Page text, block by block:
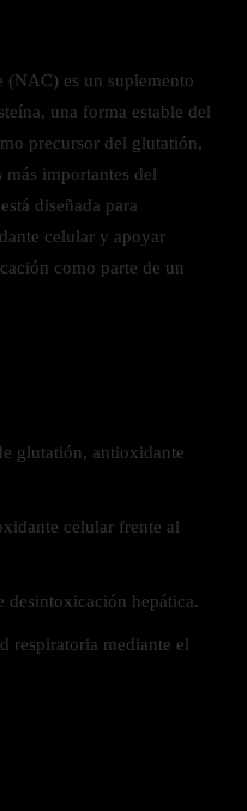
es un suplemento
una forma estable del
precursor del glutatión,
importantes del
diseñada para
celular y apoyar
como parte de un
glutatión, antioxidante
celular frente al
desintoxicación hepática.
respiratoria mediante el